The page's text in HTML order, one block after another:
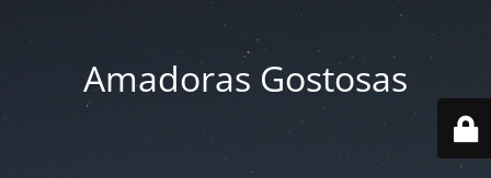
Amadoras Gostosas